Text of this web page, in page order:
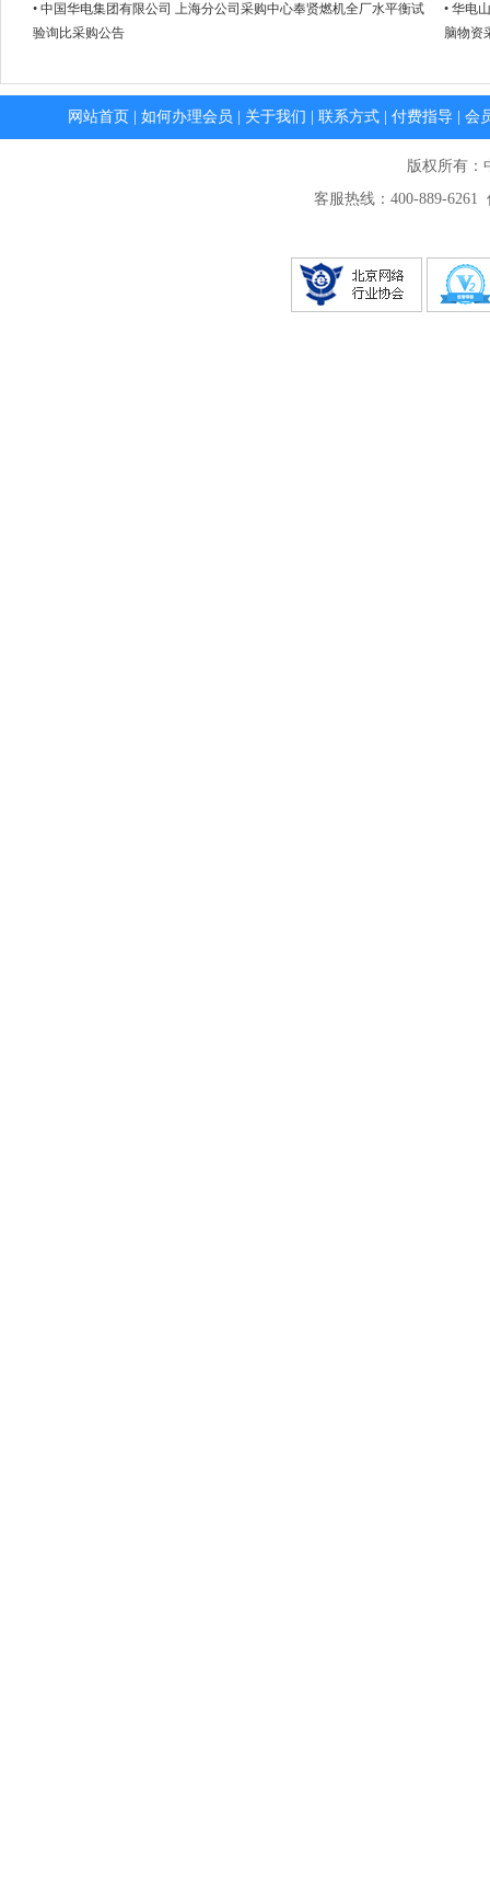
• 中国华电集团有限公司 上海分公司采购中心奉贤燃机全厂水平衡试
验询比采购公告
• 华电
脑物资
网站首页 如何办理会员 关于我们 联系方式 付费指导 会
版权所有
客服热线：400-889-6261